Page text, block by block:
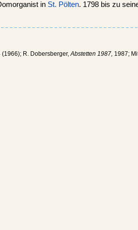
in St. Pölten. 1798 bis zu
(1966); R. Dobersberger,Abstetten 1987, 1987;